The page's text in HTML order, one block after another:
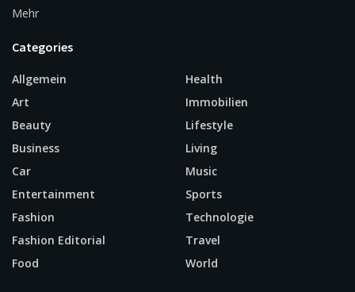
Mehr
Categories
Allgemein
Art
Beauty
Business
Car
Entertainment
Fashion
Fashion Editorial
Food
Health
Immobilien
Lifestyle
Living
Music
Sports
Technologie
Travel
World